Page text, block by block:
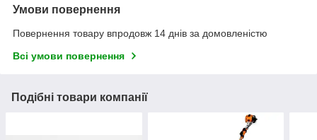
Умови повернення
Повернення товару впродовж 14 днів за домовленістю
Всі умови повернення
Подібні товари компанії